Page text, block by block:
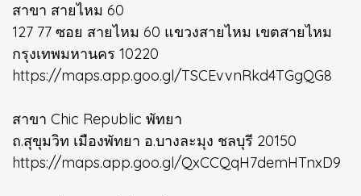
สาขา สายไหม 60
127 77 ซอย สายไหม 60 แขวงสายไหม เขตสายไหม
กรุงเทพมหานคร 10220
https://maps.app.goo.gl/TSCEvvnRkd4TGgQG8
สาขา Chic Republic พัทยา
ถ.สุขุมวิท เมืองพัทยา อ.บางละมุง ชลบุรี 20150
https://maps.app.goo.gl/QxCCQqH7demHTnxD9